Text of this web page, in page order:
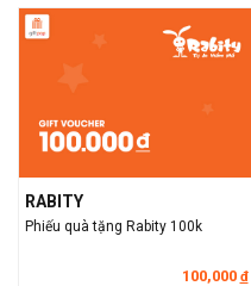
RABITY
Phiếu quà tặng Rabity 100k
100,000 đ